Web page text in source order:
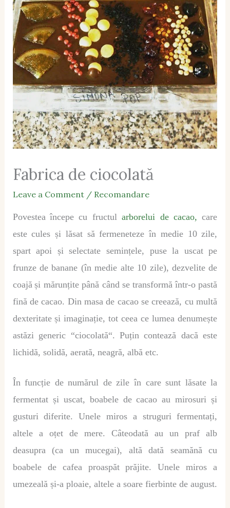
Fabrica de ciocolată
Leave a Comment / Recomandare
Povestea începe cu fructularborelui de cacao, care
este culesși lăsat săfermenetezeîn medie 10 zile,
spart apoi și selectate semințele, pusela uscat pe
frunze de banane (în medie alte 10 zile), dezvelite de
coajă și mărunțite până când se transformă într-o pastă
finăde cacao. Din masa de cacao se creează, cu multă
dexteritateși imaginație, tot ceea ce lumea denumește
astăzi generic “ciocolată“.Puțin contează dacă este
lichidă, solidă, aerată, neagră, albă etc.
În funcție de numărul de zile în care sunt lăsate la
fermentat și uscat, boabele de cacao au mirosuri și
gusturi diferite. Unele miros a struguri fermentați,
altele a oțet de mere. Câteodată au un praf alb
deasupra (ca un mucegai), altă dată seamănă cu
boabele de cafea proaspăt prăjite. Unele miros a
umezeală și-a ploaie, altele a soare fierbinte de august.